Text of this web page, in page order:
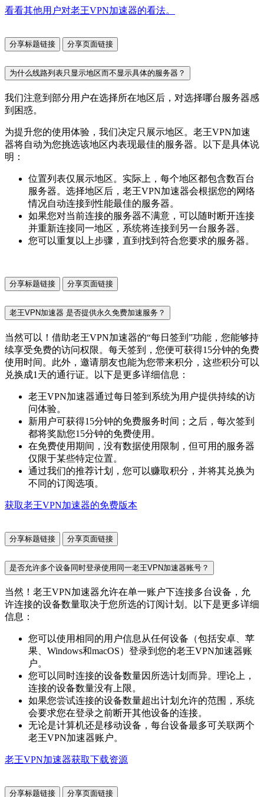
看看其他用户对老王VPN加速器的看法。
分享标题链接 分享页面链接
为什么线路列表只显示地区而不显示具体的服务器？
我们注意到部分用户在选择所在地区后，对选择哪台服务器感
到困惑。
为提升您的使用体验，我们决定只展示地区。老王VPN加速
器将自动为您挑选该地区内表现最佳的服务器。以下是具体说
明：
位置列表仅展示地区。实际上，每个地区都包含数百台
服务器。选择地区后，老王VPN加速器会根据您的网络
情况自动连接到性能最佳的服务器。
如果您对当前连接的服务器不满意，可以随时断开连接
并重新连接同一地区，系统将连接到另一台服务器。
您可以重复以上步骤，直到找到符合您要求的服务器。
分享标题链接 分享页面链接
老王VPN加速器 是否提供永久免费加速服务？
当然可以！借助老王VPN加速器的“每日签到”功能，您能够持
续享受免费的访问权限。每天签到，您便可获得15分钟的免费
使用时间。此外，邀请朋友也能为您带来积分，这些积分可以
兑换成1天的通行证。以下是更多详细信息：
老王VPN加速器通过每日签到系统为用户提供持续的访
问体验。
新用户可获得15分钟的免费服务时间；之后，每次签到
都将奖励您15分钟的免费使用。
在免费使用期间，没有数据使用限制，但可用的服务器
仅限于某些特定位置。
通过我们的推荐计划，您可以赚取积分，并将其兑换为
不同的订阅选项。
获取老王VPN加速器的免费版本
分享标题链接 分享页面链接
是否允许多个设备同时登录使用同一老王VPN加速器账号？
当然！老王VPN加速器允许在单一账户下连接多台设备，允
许连接的设备数量取决于您所选的订阅计划。以下是更多详细
信息：
您可以使用相同的用户信息从任何设备（包括安卓、苹
果、Windows和macOS）登录到您的老王VPN加速器账
户。
您可以同时连接的设备数量因所选计划而异。理论上，
连接的设备数量没有上限。
如果您尝试连接的设备数量超出计划允许的范围，系统
会要求您在登录之前断开其他设备的连接。
无论是计算机还是移动设备，每台设备最多可关联两个
老王VPN加速器账户。
老王VPN加速器获取下载资源
分享标题链接 分享页面链接